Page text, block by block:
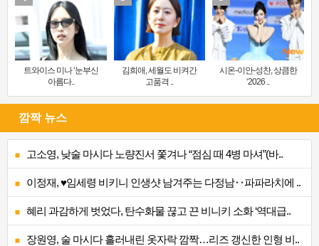
트와이스 미나 ‘눈부신
아름다..
김희애, 세월도 비켜간
고품격 ..
시온-이안-성찬, 상큼한
‘2026 ..
깜짝 뉴스
고소영, 낮술 마시다 노량진서 쫓겨나 “점심 때 4병 마셔”(바..
이정재, ♥임세령 비키니 인생샷 남겨주는 다정남‥파파라치에 ..
혜리 과감하게 벗었다, 탄수화물 끊고 끈 비니키 소화 ‘역대급..
장원영, 술 마시다 흘러내린 옷자락 깜짝…리즈 갱신한 인형 비..